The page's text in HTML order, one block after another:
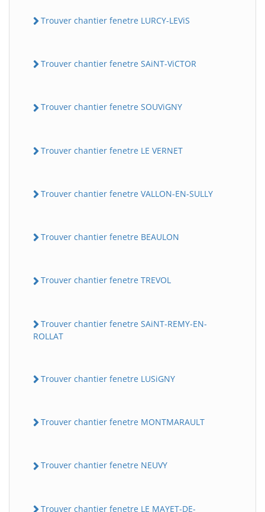
Trouver chantier fenetre LURCY-LEViS
Trouver chantier fenetre SAiNT-ViCTOR
Trouver chantier fenetre SOUViGNY
Trouver chantier fenetre LE VERNET
Trouver chantier fenetre VALLON-EN-SULLY
Trouver chantier fenetre BEAULON
Trouver chantier fenetre TREVOL
Trouver chantier fenetre SAiNT-REMY-EN-
ROLLAT
Trouver chantier fenetre LUSiGNY
Trouver chantier fenetre MONTMARAULT
Trouver chantier fenetre NEUVY
Trouver chantier fenetre LE MAYET-DE-